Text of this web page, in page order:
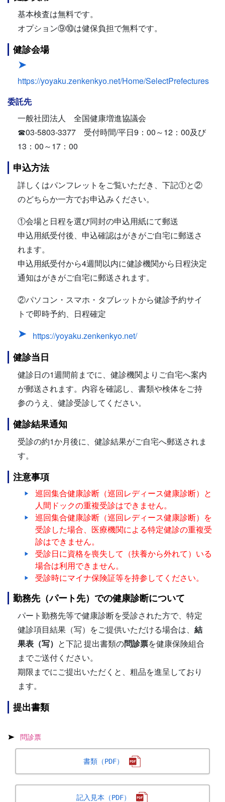
基本検査は無料です。
オプション⑨⑩は健保負担で無料です。
健診会場
https://yoyaku.zenkenkyo.net/Home/SelectPrefectures
委託先
一般社団法人 全国健康増進協議会
☎03-5803-3377 受付時間/平日9：00～12：00及び
13：00～17：00
申込方法
詳しくはパンフレットをご覧いただき、下記①と②
のどちらか一方でお申込みください。
①会場と日程を選び同封の申込用紙にて郵送
申込用紙受付後、申込確認はがきがご自宅に郵送さ
れます。
申込用紙受付から4週間以内に健診機関から日程決定
通知はがきがご自宅に郵送されます。
②パソコン・スマホ・タブレットから健診予約サイ
トで即時予約、日程確定
https://yoyaku.zenkenkyo.net/
健診当日
健診日の1週間前までに、健診機関よりご自宅へ案内
が郵送されます。内容を確認し、書類や検体をご持
参のうえ、健診受診してください。
健診結果通知
受診の約1か月後に、健診結果がご自宅へ郵送されま
す。
注意事項
巡回集合健康診断（巡回レディース健康診断）と
人間ドックの重複受診はできません。
巡回集合健康診断（巡回レディース健康診断）を
受診した場合、医療機関による特定健診の重複受
診はできません。
受診日に資格を喪失して（扶養から外れて）いる
場合は利用できません。
受診時にマイナ保険証等を持参してください。
勤務先（パート先）での健康診断について
パート勤務先等で健康診断を受診された方で、特定
健診項目結果（写）をご提供いただける場合は、 結
果表（写） と下記 提出書類の問診票を健康保険組合
までご送付ください。
期限までにご提出いただくと、粗品を進呈しており
ます。
提出書類
問診票
書類（PDF）
記入見本（PDF）